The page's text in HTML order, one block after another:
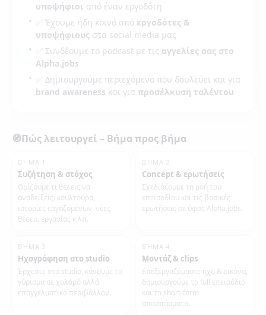
υποψήφιοι από έναν εργοδότη
✅ Έχουμε ήδη κοινό από εργοδότες &
υποψήφιους στα social media μας
✅ Συνδέουμε το podcast με τις αγγελίες σας στο
Alpha.jobs
✅ Δημιουργούμε περιεχόμενο που δουλεύει και για
brand awareness και για προσέλκυση ταλέντου
🧭Πώς λειτουργεί – Βήμα προς βήμα
ΒΉΜΑ 1
Συζήτηση & στόχος
Ορίζουμε τι θέλεις να
αναδείξεις: κουλτούρα,
ιστορίες εργαζομένων, νέες
θέσεις εργασίας κ.λπ.
ΒΉΜΑ 2
Concept & ερωτήσεις
Σχεδιάζουμε τη ροή του
επεισοδίου και τις βασικές
ερωτήσεις σε ύφος Alpha.jobs.
ΒΉΜΑ 3
Ηχογράφηση στο studio
Έρχεστε στο studio, κάνουμε το
γύρισμα σε χαλαρό αλλά
επαγγελματικό περιβάλλον.
ΒΉΜΑ 4
Μοντάζ & clips
Επεξεργαζόμαστε ήχο & εικόνα,
δημιουργούμε το full επεισόδιο
και τα short-form
αποσπάσματα.